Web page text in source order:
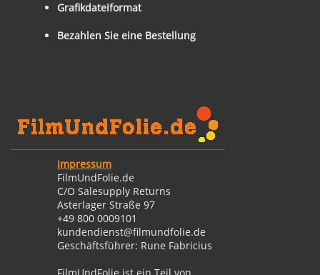
Grafikdateiformat
Bezahlen Sie eine Bestellung
Impressum
FilmUndFolie.de
C/O Salesupply Returns
Asterlager Straße 97
+49 800 0009101
kundendienst@filmundfolie.de
Geschäftsführer: Rune Fabricius